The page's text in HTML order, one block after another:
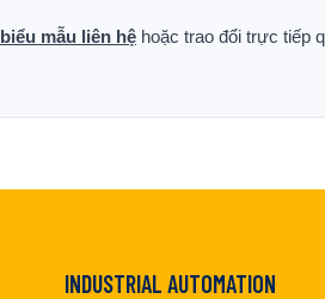
biểu mẫu liên hệ hoặc trao đổi trực tiếp
INDUSTRIAL AUTOMATION